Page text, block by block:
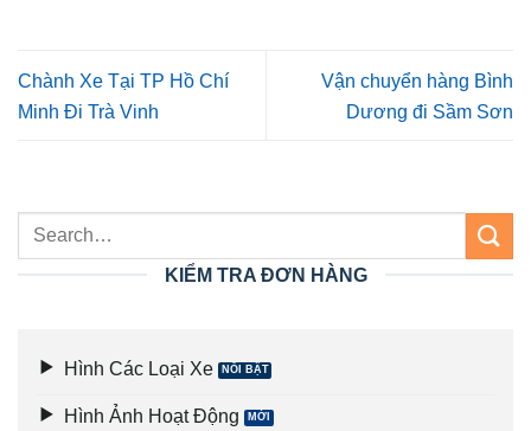
Chành Xe Tại TP Hồ Chí
Minh Đi Trà Vinh
Vận chuyển hàng Bình
Dương đi Sầm Sơn
KIỂM TRA ĐƠN HÀNG
Hình Các Loại Xe
Hình Ảnh Hoạt Động